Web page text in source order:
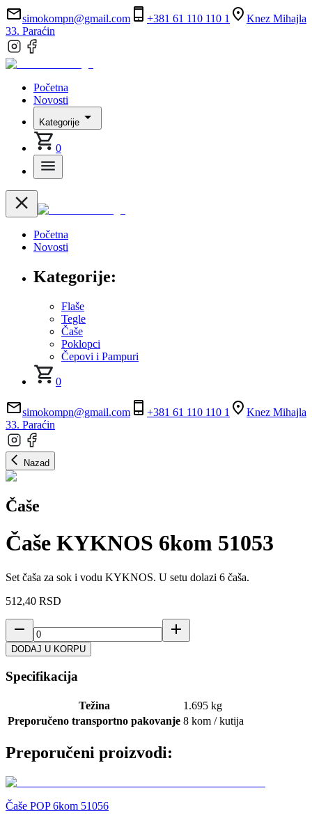
simokompn@gmail.com +381 61 110 110 1
Knez Mihajla
33. Paraćin
Početna
Novosti
Kategorije
0
Početna
Novosti
Kategorije:
Flaše
Tegle
Čaše
Poklopci
Čepovi i Pampuri
0
simokompn@gmail.com +381 61 110 110 1
Knez Mihajla
33. Paraćin
Nazad
Čaše
Čaše KYKNOS 6kom 51053
Set čaša za sok i vodu KYKNOS. U setu dolazi 6 čaša.
512,40 RSD
DODAJ U KORPU
Specifikacija
Težina
1.695 kg
Preporučeno transportno pakovanje 8 kom / kutija
Preporučeni proizvodi:
Čaše POP 6kom 51056